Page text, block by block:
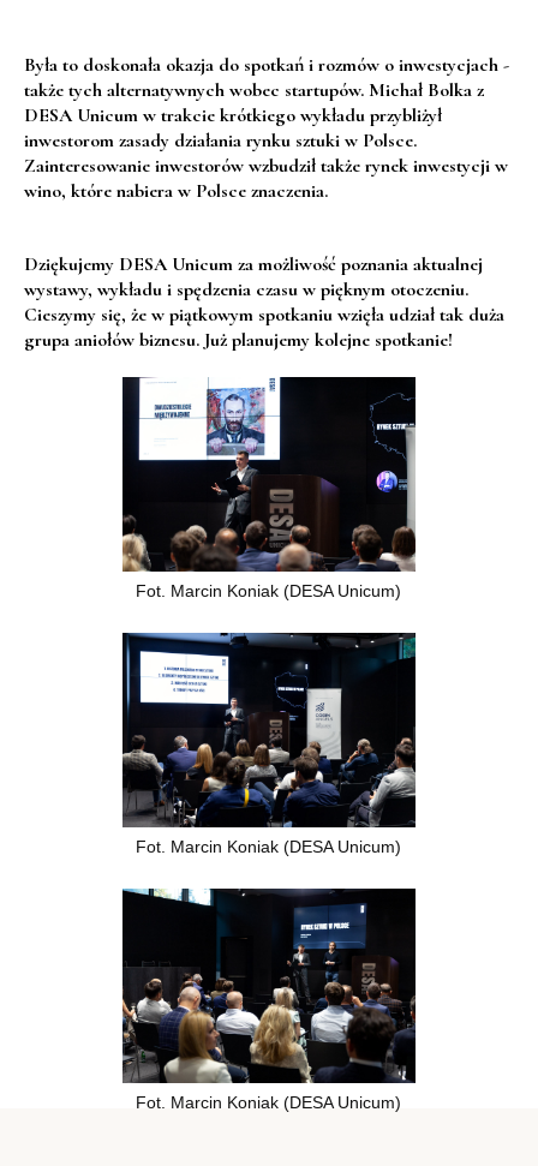
Była to doskonała okazja do spotkań i rozmów o inwestycjach -
także tych alternatywnych wobec startupów. Michał Bolka z
DESA Unicum w trakcie krótkiego wykładu przybliżył
inwestorom zasady działania rynku sztuki w Polsce.
Zainteresowanie inwestorów wzbudził także rynek inwestycji w
wino, które nabiera w Polsce znaczenia.
Dziękujemy DESA Unicum za możliwość poznania aktualnej
wystawy, wykładu i spędzenia czasu w pięknym otoczeniu.
Cieszymy się, że w piątkowym spotkaniu wzięła udział tak duża
grupa aniołów biznesu. Już planujemy kolejne spotkanie!
Fot. Marcin Koniak (DESA Unicum)
Fot. Marcin Koniak (DESA Unicum)
Fot. Marcin Koniak (DESA Unicum)